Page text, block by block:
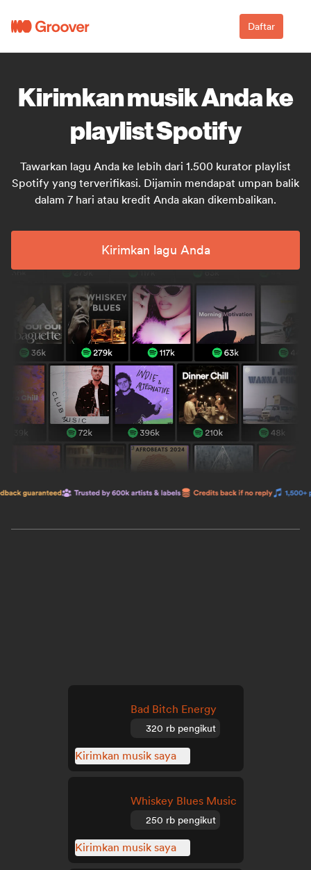
Daftar
Kirimkan musik Anda ke
playlist Spotify
Tawarkan lagu Anda ke lebih dari 1.500 kurator playlist
Spotify yang terverifikasi. Dijamin mendapat umpan balik
dalam 7 hari atau kredit Anda akan dikembalikan.
Kirimkan lagu Anda
Bad Bitch Energy
320 rb pengikut
Kirimkan musik saya
Whiskey Blues Music
250 rb pengikut
Kirimkan musik saya